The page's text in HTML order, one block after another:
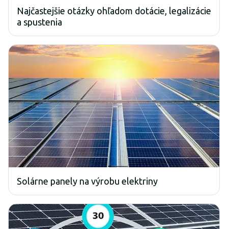
Najčastejšie otázky ohľadom dotácie, legalizácie
a spustenia
Solárne panely na výrobu elektriny